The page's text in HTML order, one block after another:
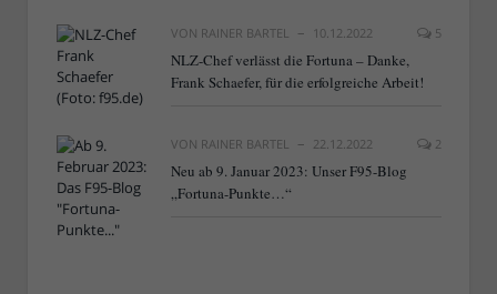
VON RAINER BARTEL 10.12.2022 5
NLZ-Chef verlässt die Fortuna – Danke,
Frank Schaefer, für die erfolgreiche Arbeit!
VON RAINER BARTEL 22.12.2022 2
Neu ab 9. Januar 2023: Unser F95-Blog
„Fortuna-Punkte…“